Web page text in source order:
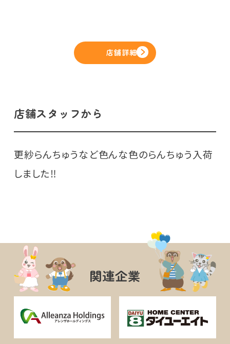
店舗詳細
店舗スタッフから
更紗らんちゅうなど色んな色のらんちゅう入荷
しました‼️
関連企業